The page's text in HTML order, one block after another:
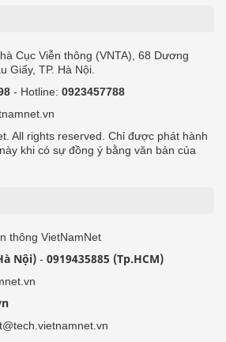
Cục Viễn thông (VNTA), 68 Dương
Giấy, TP. Hà Nội.
- Hotline: 0923457788
All rights reserved. Chỉ được phát hành
khi có sự đồng ý bằng văn bản của
thông VietNamNet
Nội) - 0919435885 (Tp.HCM)